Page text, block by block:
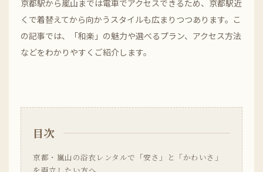
京都駅から嵐山までは電車でアクセスできるため、京都駅近
くで着替えてから向かうスタイルも広まりつつあります。こ
の記事では、「和楽」の魅力や選べるプラン、アクセス方法
などをわかりやすくご紹介します。
目次
京都・嵐山の浴衣レンタルで「安さ」と「かわいさ」